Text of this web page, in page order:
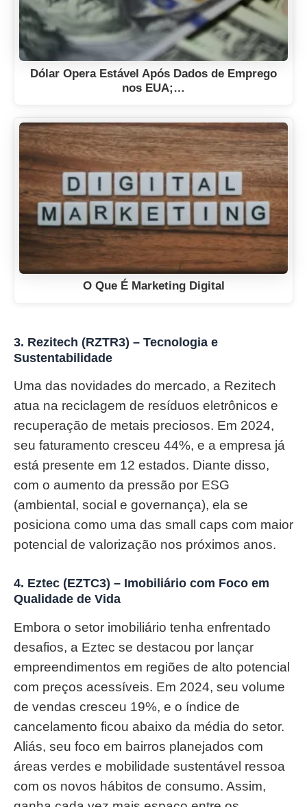
Dólar Opera Estável Após Dados de Emprego
nos EUA;…
O Que É Marketing Digital
3. Rezitech (RZTR3) – Tecnologia e
Sustentabilidade
Uma das novidades do mercado, a Rezitech
atua na reciclagem de resíduos eletrônicos e
recuperação de metais preciosos. Em 2024,
seu faturamento cresceu 44%, e a empresa já
está presente em 12 estados. Diante disso,
com o aumento da pressão por ESG
(ambiental, social e governança), ela se
posiciona como uma das small caps com maior
potencial de valorização nos próximos anos.
4. Eztec (EZTC3) – Imobiliário com Foco em
Qualidade de Vida
Embora o setor imobiliário tenha enfrentado
desafios, a Eztec se destacou por lançar
empreendimentos em regiões de alto potencial
com preços acessíveis. Em 2024, seu volume
de vendas cresceu 19%, e o índice de
cancelamento ficou abaixo da média do setor.
Aliás, seu foco em bairros planejados com
áreas verdes e mobilidade sustentável ressoa
com os novos hábitos de consumo. Assim,